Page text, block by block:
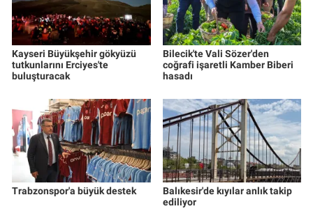
Kayseri Büyükşehir gökyüzü
tutkunlarını Erciyes'te
buluşturacak
Bilecik'te Vali Sözer'den
coğrafi işaretli Kamber Biberi
hasadı
Trabzonspor'a büyük destek
Balıkesir'de kıyılar anlık takip
ediliyor